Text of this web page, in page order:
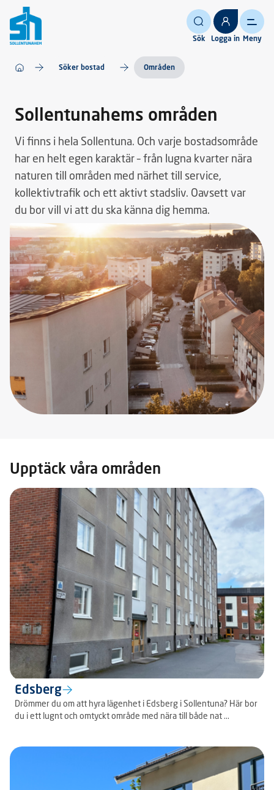
Sök Logga in Meny
Söker bostad Områden
Sollentunahems områden
Vi finns i hela Sollentuna. Och varje bostadsområde
har en helt egen karaktär – från lugna kvarter nära
naturen till områden med närhet till service,
kollektivtrafik och ett aktivt stadsliv. Oavsett var
du bor vill vi att du ska känna dig hemma.
Upptäck våra områden
Edsberg
Drömmer du om att hyra lägenhet i Edsberg i Sollentuna? Här bor
du i ett lugnt och omtyckt område med nära till både nat ...